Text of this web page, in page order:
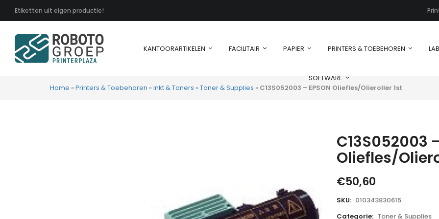
Etiketten uit eigen productie!
KANTOORARTIKELEN FACILITAIR PAPIER PRINTERS & TOEBEHOREN
SOFTWARE
Home » Printers & Toebehoren » Inkt & Toners » Toner & Supplies » C13S052003 – EPSON Oliefles/Olieroller 1st
C13S052003
Oliefles/
€50,60
SKU: 010343830615
Categorie: Toner & Supplies